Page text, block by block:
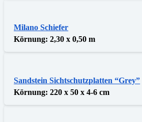
Milano Schiefer
Körnung:2,30 x 0,50 m
Sandstein Sichtschutzplatten “Grey”
Körnung:220 x 50 x 4-6 cm